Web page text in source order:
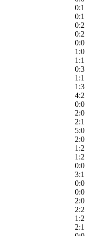
0:1
0:1
0:2
0:2
0:0
1:0
1:1
0:3
1:1
1:3
4:2
0:0
2:0
2:1
5:0
2:0
1:2
1:2
0:0
3:1
0:0
0:0
2:0
2:2
1:2
2:1